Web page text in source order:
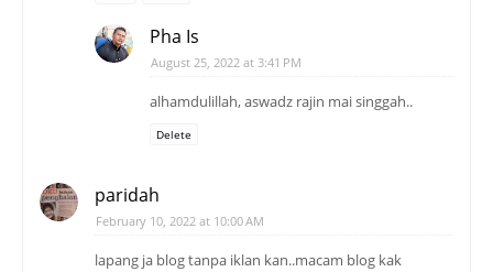
Pha Is
August 25, 2022 at 3:41 PM
alhamdulillah, aswadz rajin mai singgah..
Delete
paridah
February 10, 2022 at 10:00 AM
lapang ja blog tanpa iklan kan..macam blog kak